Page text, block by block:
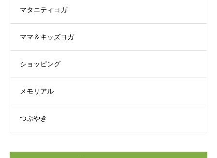
マタニティヨガ
ママ＆キッズヨガ
ショッピング
メモリアル
つぶやき